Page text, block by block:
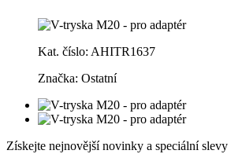
Kat. číslo: AHITR1637
Značka: Ostatní
Získejte nejnovější novinky a speciální slevy